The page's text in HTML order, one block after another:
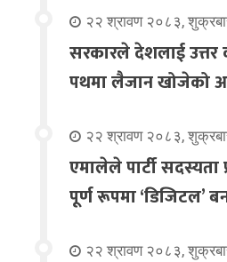
२२ श्रावण २०८३,
सरकारले देशलाई उत्तर
पथमा लैजान खोजेको
२२ श्रावण २०८३,
एमालेले पार्टी सदस्यता
पूर्ण रूपमा ‘डिजिटल’
२२ श्रावण २०८३,